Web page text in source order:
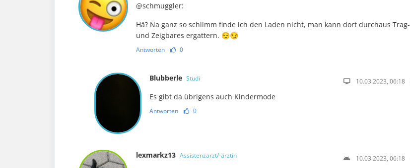
@schmuggler:
Hä? Na ganz so schlimm finde ich den Laden nicht, man kann dort durchaus Trag-
und Zeigbares ergattern. 😌😏
Antworten 0
Blubberle Studi 10.03.2023, 06:18
Es gibt da übrigens auch Kindermode
Antworten 0
lexmarkz13 Assistenzarzt/-ärztin 10.03.2023, 06:18